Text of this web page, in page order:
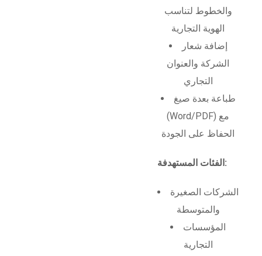
والخطوط لتناسب
الهوية التجارية
إضافة شعار
الشركة والعنوان
التجاري
طباعة بعدة صيغ
(Word/PDF) مع
الحفاظ على الجودة
الفئات المستهدفة:
الشركات الصغيرة
والمتوسطة
المؤسسات
التجارية